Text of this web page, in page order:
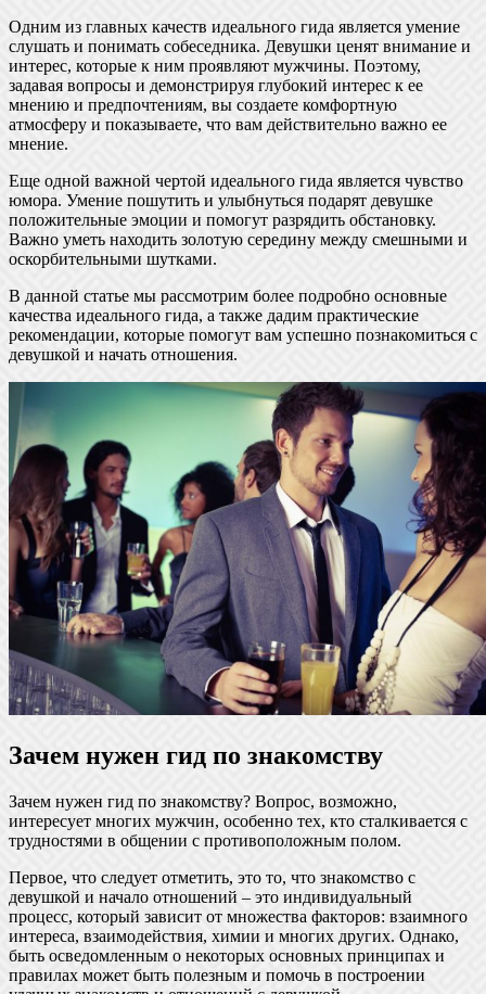
Одним из главных качеств идеального гида является умение
слушать и понимать собеседника. Девушки ценят внимание и
интерес, которые к ним проявляют мужчины. Поэтому,
задавая вопросы и демонстрируя глубокий интерес к ее
мнению и предпочтениям, вы создаете комфортную
атмосферу и показываете, что вам действительно важно ее
мнение.
Еще одной важной чертой идеального гида является чувство
юмора. Умение пошутить и улыбнуться подарят девушке
положительные эмоции и помогут разрядить обстановку.
Важно уметь находить золотую середину между смешными и
оскорбительными шутками.
В данной статье мы рассмотрим более подробно основные
качества идеального гида, а также дадим практические
рекомендации, которые помогут вам успешно познакомиться с
девушкой и начать отношения.
Зачем нужен гид по знакомству
Зачем нужен гид по знакомству? Вопрос, возможно,
интересует многих мужчин, особенно тех, кто сталкивается с
трудностями в общении с противоположным полом.
Первое, что следует отметить, это то, что знакомство с
девушкой и начало отношений – это индивидуальный
процесс, который зависит от множества факторов: взаимного
интереса, взаимодействия, химии и многих других. Однако,
быть осведомленным о некоторых основных принципах и
правилах может быть полезным и помочь в построении